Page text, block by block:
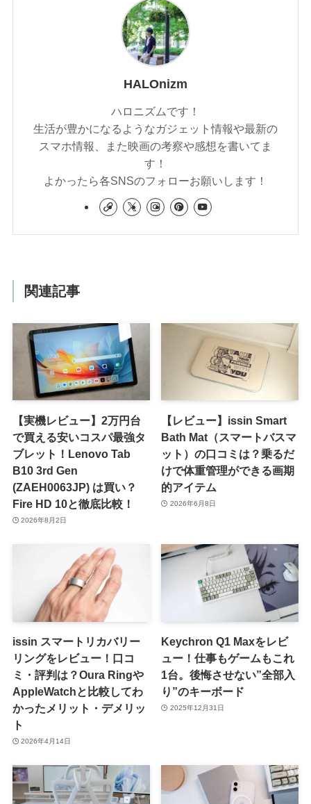
HALOnizm
ハロニズムです！
生活が豊かになるようなガジェット情報や最新の
スマホ情報、また映画の考察や感想を書いてま
す！
よかったら各SNSのフォローお願いします！
関連記事
【実機レビュー】2万円台
で買える安いコスパ最強タ
ブレット！Lenovo Tab
B10 3rd Gen
(ZAEH0063JP) は買い？
Fire HD 10と徹底比較！
2026年8月2日
【レビュー】issin Smart
Bath Mat（スマートバスマ
ット）の口コミは？乗るだ
けで体重管理ができる画期
的アイテム
2026年6月8日
issin スマートリカバリー
リングをレビュー！口コ
ミ・評判は？Oura Ringや
AppleWatchと比較してわ
かったメリット・デメリッ
ト
2026年4月14日
Keychron Q1 Maxをレビ
ュー！仕事もゲームもこれ
1台。後悔させない”全部入
り”のキーボード
2025年12月31日